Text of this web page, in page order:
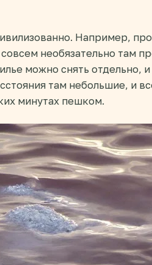
Например,
необязательно там
можно снять отдельно,
там небольшие, и
минутах пешком.